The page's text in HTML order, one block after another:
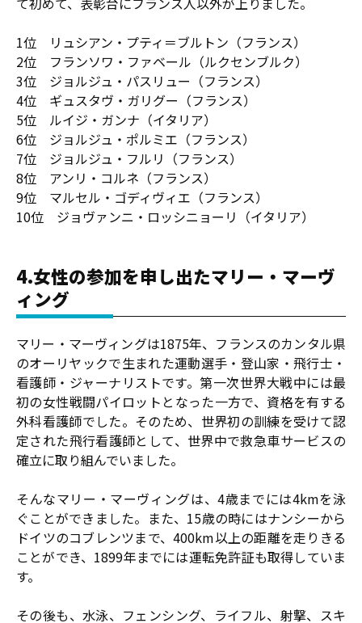
1位 リュシアン・プティ＝ブルトン（フランス）
2位 フランソワ・ファベール（ルクセンブルク）
3位 ジョルジュ・パスリュー（フランス）
4位 ギュスタヴ・ガリグー（フランス）
5位 ルイジ・ガンナ（イタリア）
6位 ジョルジュ・ポルミエ（フランス）
7位 ジョルジュ・フルリ（フランス）
8位 アンリ・コルネ（フランス）
9位 マルセル・ゴディヴィエ（フランス）
10位 ジョヴァンニ・ロッシニョーリ（イタリア）
4.女性の参加を申し出たマリー・マーヴ
ィング
マリー・マーヴィングは1875年、フランスのカンタル県
のオーリヤックで生まれた運動選手・登山家・飛行士・
看護師・ジャーナリストです。第一次世界大戦中には最
初の女性戦闘パイロットとなった一方で、資格を有する
外科看護師でした。そのため、世界初の訓練を受けて認
定された飛行看護師として、世界中で救急車サービスの
確立に取り組んでいました。
そんなマリー・マーヴィングは、4歳までには4kmを泳
ぐことができました。また、15歳の時にはナンシーから
ドイツのコブレンツまで、400km以上の距離を走りきる
ことができ、1899年までには運転免許証も取得していま
す。
その後も、水泳、フェンシング、ライフル、射撃、スキ